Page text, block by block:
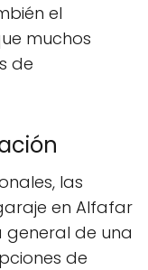
el
muchos
de
las
en Alfafar
de una
de